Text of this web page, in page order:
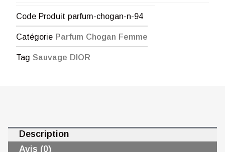
Code Produit parfum-chogan-n-94
Catégorie Parfum Chogan Femme
Tag Sauvage DIOR
Description
Avis (0)